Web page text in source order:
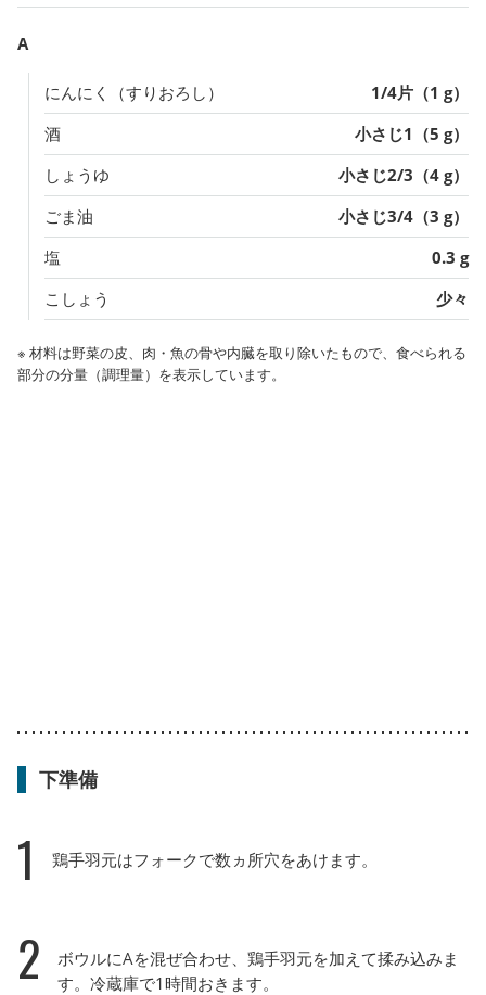
A
にんにく（すりおろし）
1/4片（1 g）
酒
小さじ1（5 g）
しょうゆ
小さじ2/3（4 g）
ごま油
小さじ3/4（3 g）
塩
0.3 g
こしょう
少々
※ 材料は野菜の皮、肉・魚の骨や内臓を取り除いたもので、食べられる
部分の分量（調理量）を表示しています。
下準備
1 鶏手羽元はフォークで数ヵ所穴をあけます。
2
ボウルにAを混ぜ合わせ、鶏手羽元を加えて揉み込みま
す。冷蔵庫で1時間おきます。